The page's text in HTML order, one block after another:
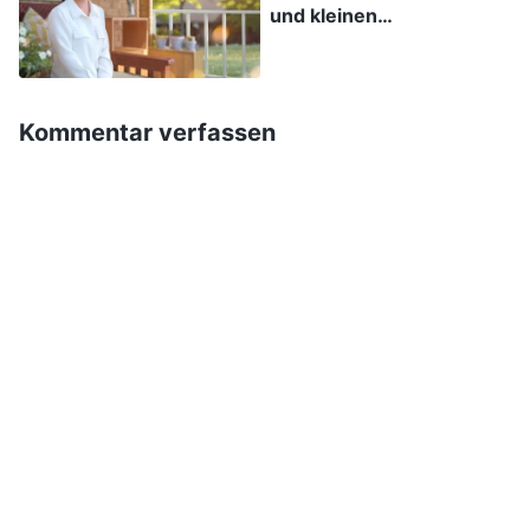
erkennen, und mich als falsche Leiterin
meldeten. Ich dachte mir, ich lasse es lieber. Ich
anderes ihre Probleme erkannt hatte, denn wenn
und kleinen
Kommentar verfassen